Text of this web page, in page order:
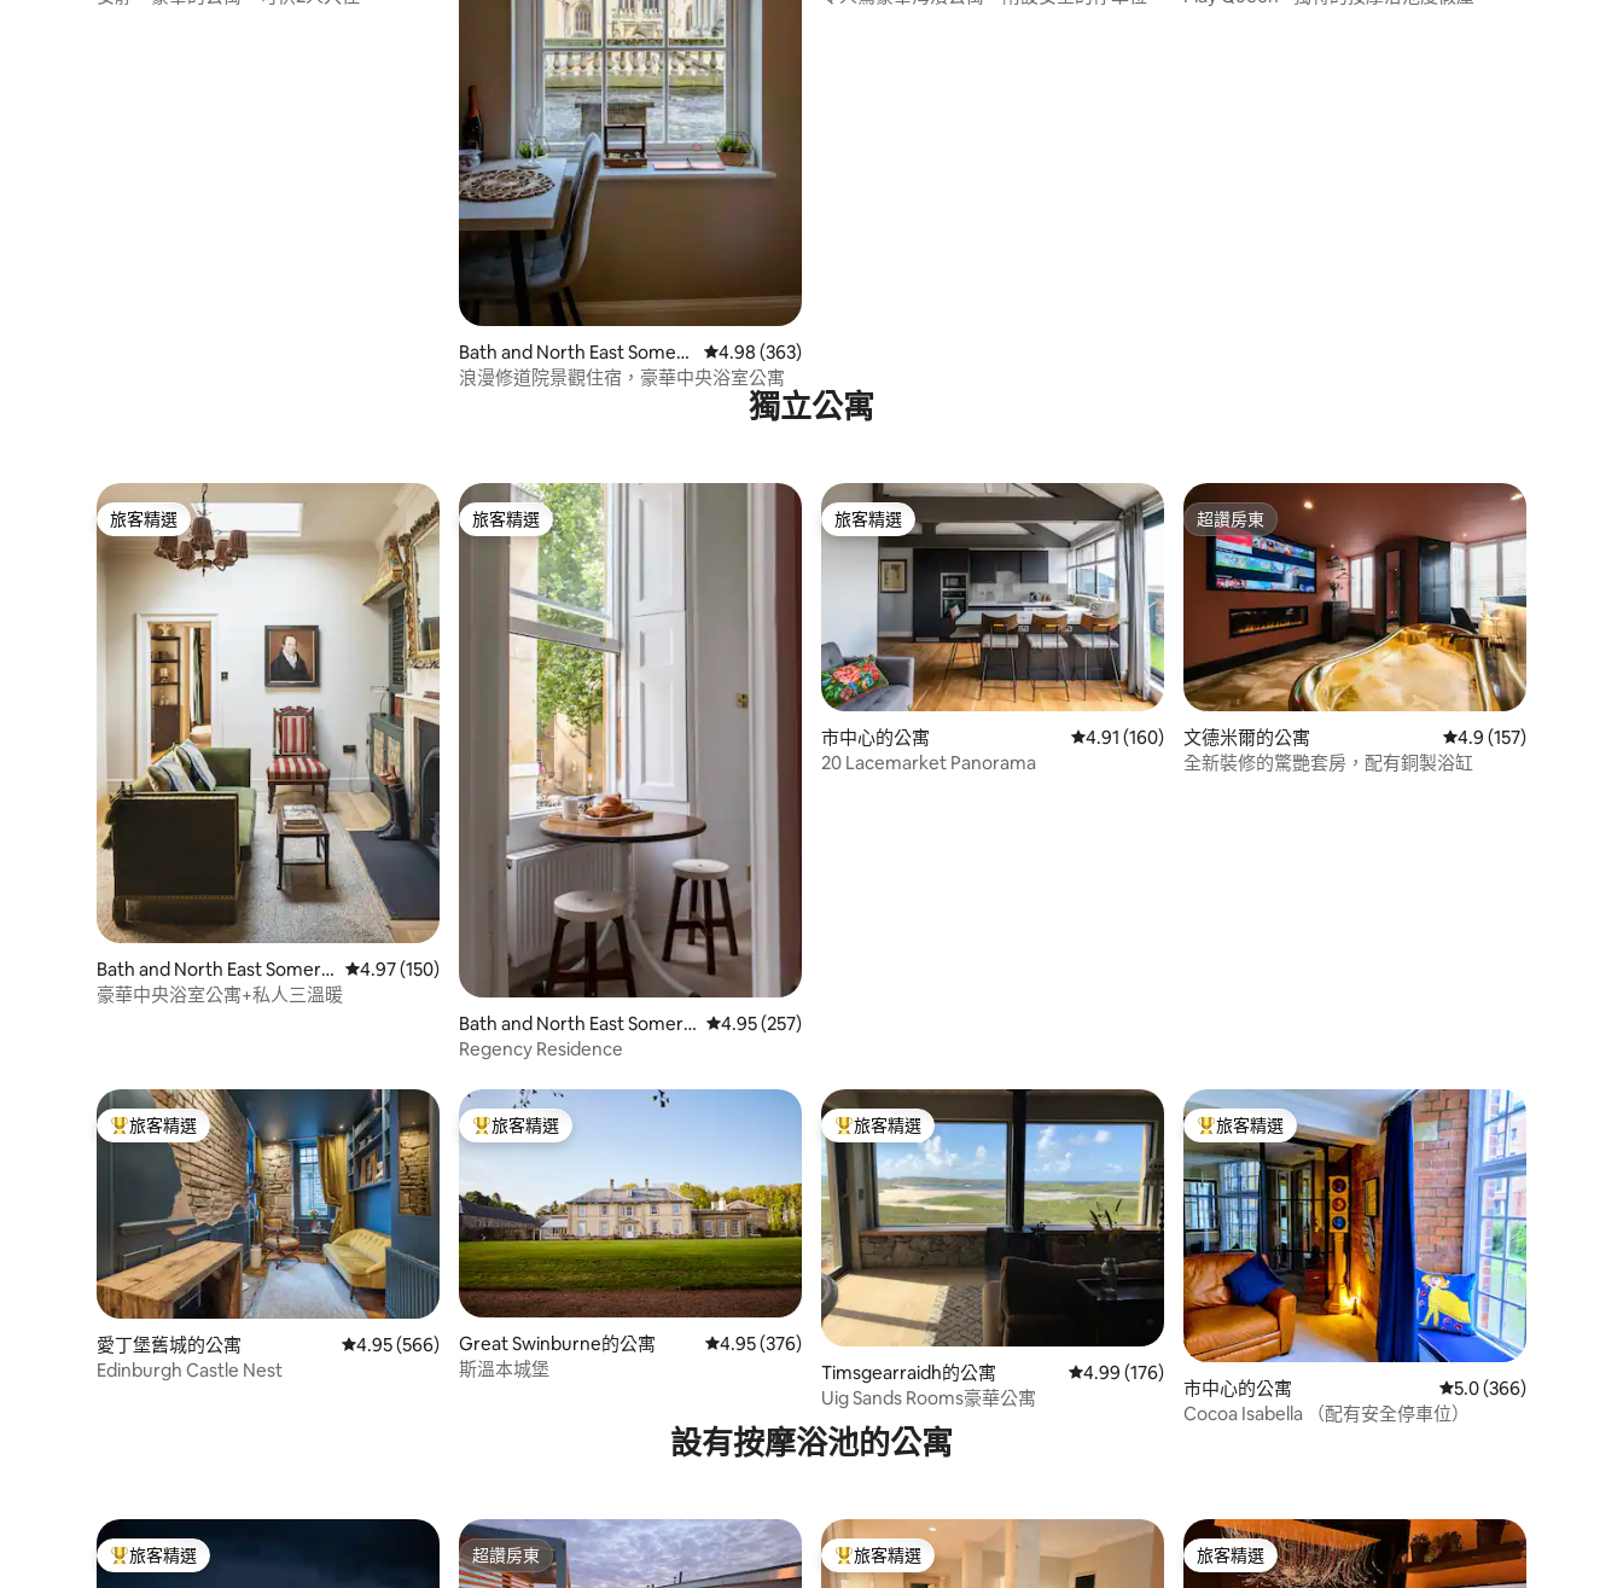
Bath and North East Somers
et的公寓
從 363 則評價中獲得 4.98 的平均評分（滿分 5 分）
4.98 (363)
浪漫修道院景觀住宿，豪華中央浴室公寓
獨立公寓
旅客精選
旅客精選
Bath and North East Somers
et的公寓
從 150 則評價中獲得 4.97 的平均評分（滿分 5 分）
4.97 (150)
豪華中央浴室公寓+私人三溫暖
旅客精選
旅客精選
Bath and North East Somers
et的公寓
從 257 則評價中獲得 4.95 的平均評分（滿分 5 分）
4.95 (257)
Regency Residence
旅客精選
旅客精選
市中心的公寓 從 160 則評價中獲得 4.91 的平均評分（滿分 5 分）
4.91 (160)
20 Lacemarket Panorama
超讚房東
超讚房東
文德米爾的公寓 從 157 則評價中獲得
4.9 (157)
全新裝修的驚艷套房，配有銅製浴缸
旅客精選榜首
旅客精選
愛丁堡舊城的公寓 從 566 則評價中獲得 4.95 的平均評分（滿分 5 分）
4.95 (566)
Edinburgh Castle Nest
旅客精選榜首
旅客精選
Great Swinburne的公寓 從 376 則評價中獲得 4.95 的平均評分（滿分 5 分）
4.95 (376)
斯溫本城堡
旅客精選榜首
旅客精選
Timsgearraidh的公寓 從 176 則評價中獲得 4.99 的平均評分（滿分 5 分）
4.99 (176)
Uig Sands Rooms豪華公寓
旅客精選榜首
旅客精選
市中心的公寓 從 366 則評價中獲得
5.0 (366)
Cocoa Isabella （配有安全停車位）
設有按摩浴池的公寓
旅客精選榜首
旅客精選 超讚房東
超讚房東 旅客精選榜首
旅客精選 旅客精選
旅客精選